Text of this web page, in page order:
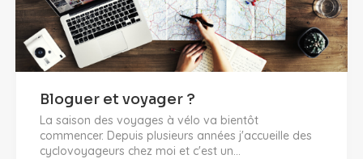
Bloguer et voyager ?
La saison des voyages à vélo va bientôt
commencer. Depuis plusieurs années j'accueille des
cyclovoyageurs chez moi et c'est un...